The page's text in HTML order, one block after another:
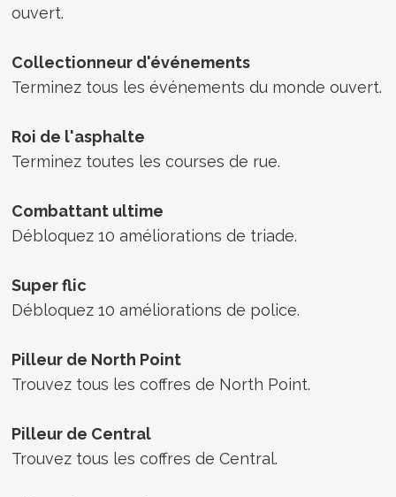
ouvert.
Collectionneur d'événements
Terminez tous les événements du monde ouvert.
Roi de l'asphalte
Terminez toutes les courses de rue.
Combattant ultime
Débloquez 10 améliorations de triade.
Super flic
Débloquez 10 améliorations de police.
Pilleur de North Point
Trouvez tous les coffres de North Point.
Pilleur de Central
Trouvez tous les coffres de Central.